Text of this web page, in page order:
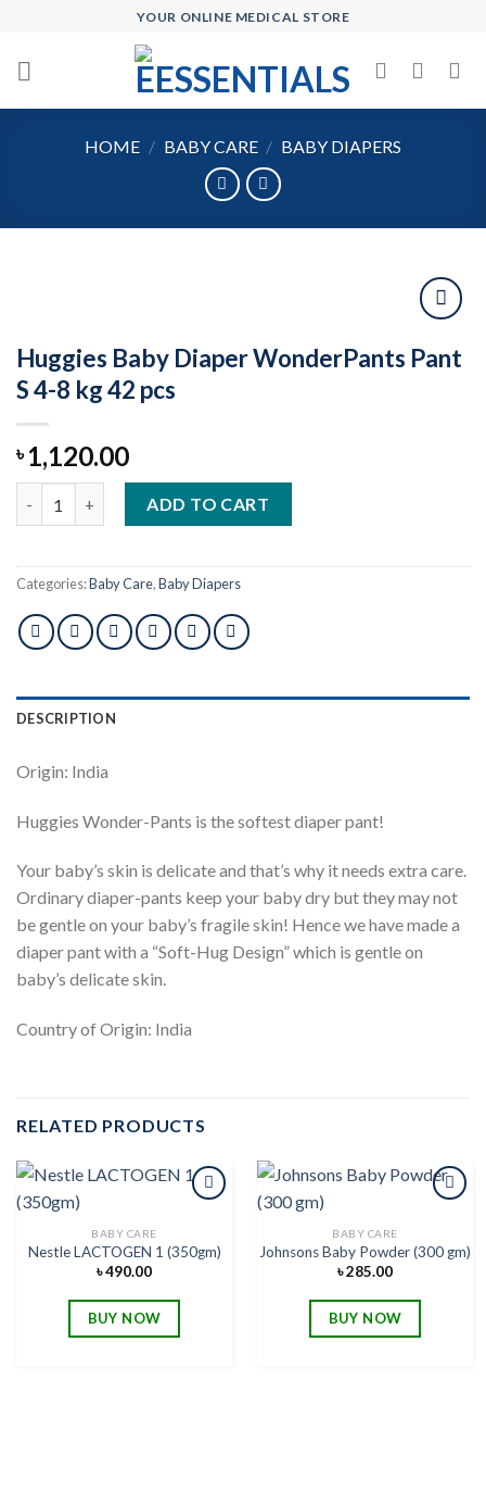
content
YOUR ONLINE MEDICAL STORE
HOME / BABY CARE / BABY DIAPERS
Huggies Baby Diaper WonderPants Pant
S 4-8 kg 42 pcs
৳1,120.00
ADD TO CART
Categories:Baby Care,Baby Diapers
DESCRIPTION
Origin: India
Huggies Wonder-Pants is the softest diaper pant!
Your baby’s skin is delicate and that’s why it needs extra care.
Ordinary diaper-pants keep your baby dry but they may not
be gentle on your baby’s fragile skin! Hence we have made a
diaper pant with a “Soft-Hug Design” which is gentle on
baby’s delicate skin.
Country of Origin: India
RELATED PRODUCTS
Add to
BABY CARE
Nestle LACTOGEN 1 (350gm)
৳490.00
BUY NOW
Add to
BABY CARE
Johnsons Baby Powder (300 gm)
৳285.00
BUY NOW